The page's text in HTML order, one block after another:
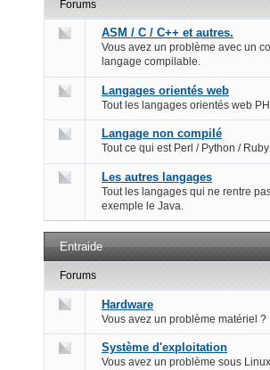
Forums
ASM / C / C++ et autres.
Vous avez un problème avec un
langage compilable.
Langages orientés web
Tout les langages orientés web
Langage non compilé
Tout ce qui est Perl / Python /
Les autres langages
Tout les langages qui ne rentre
exemple le Java.
Entraide
Forums
Hardware
Vous avez un problème matériel ?
Système d'exploitation
Vous avez un problème sous